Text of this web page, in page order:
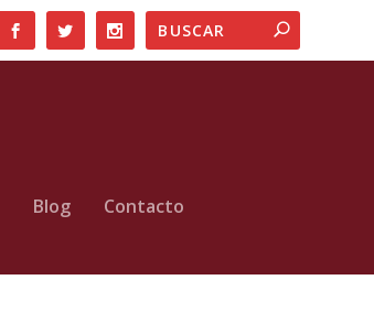
Blog Contacto